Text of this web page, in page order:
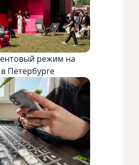
режим на
Петербурге